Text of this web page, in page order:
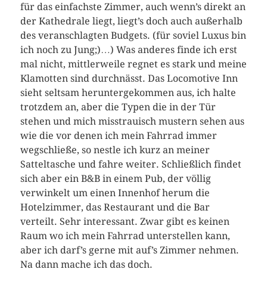
für das einfachste Zimmer, auch wenn’s direkt an
der Kathedrale liegt, liegt’s doch auch außerhalb
des veranschlagten Budgets. (für soviel Luxus bin
ich noch zu Jung;)…) Was anderes finde ich erst
mal nicht, mittlerweile regnet es stark und meine
Klamotten sind durchnässt. Das Locomotive Inn
sieht seltsam heruntergekommen aus, ich halte
trotzdem an, aber die Typen die in der Tür
stehen und mich misstrauisch mustern sehen aus
wie die vor denen ich mein Fahrrad immer
wegschließe, so nestle ich kurz an meiner
Satteltasche und fahre weiter. Schließlich findet
sich aber ein B&B in einem Pub, der völlig
verwinkelt um einen Innenhof herum die
Hotelzimmer, das Restaurant und die Bar
verteilt. Sehr interessant. Zwar gibt es keinen
Raum wo ich mein Fahrrad unterstellen kann,
aber ich darf’s gerne mit auf’s Zimmer nehmen.
Na dann mache ich das doch.